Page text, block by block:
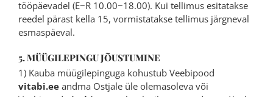
tööpäevadel (E−R 10.00−18.00). Kui tellimus esitatakse
reedel pärast kella 15, vormistatakse tellimus järgneval
esmaspäeval.
5. MÜÜGILEPINGU JÕUSTUMINE
1) Kauba müügilepinguga kohustub Veebipood
vitabi.eeandma Ostjale üle olemasoleva või